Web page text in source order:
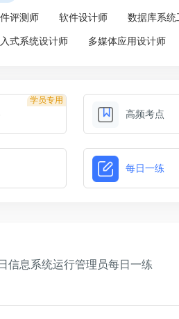
评测师 软件设计师 数据库系统
式系统设计师 多媒体应用设计师
学员专用
高频考点
每日一练
信息系统运行管理员每日一练